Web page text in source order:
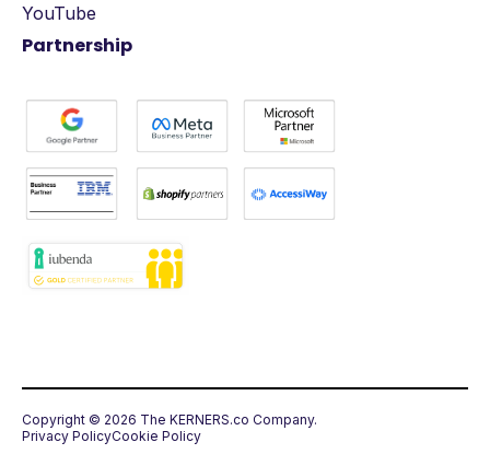
YouTube
Partnership
Copyright © 2026 The KERNERS.co Company.
Privacy PolicyCookie Policy